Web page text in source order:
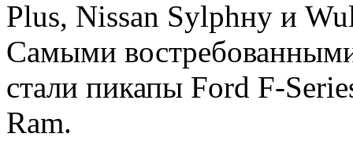
Plus, Nissan Sylphнy и
Самыми
стали пикапы Ford F-
Ram.